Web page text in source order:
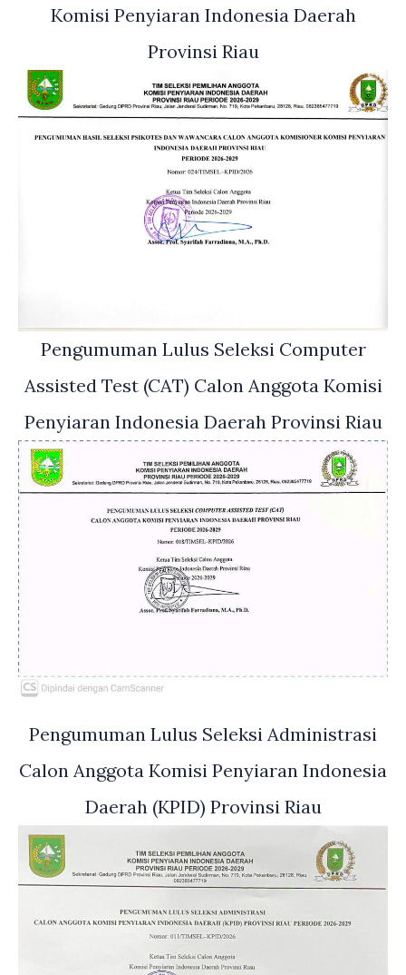
Komisi Penyiaran Indonesia Daerah
Provinsi Riau
Pengumuman Lulus Seleksi Computer
Assisted Test (CAT) Calon Anggota Komisi
Penyiaran Indonesia Daerah Provinsi Riau
Pengumuman Lulus Seleksi Administrasi
Calon Anggota Komisi Penyiaran Indonesia
Daerah (KPID) Provinsi Riau